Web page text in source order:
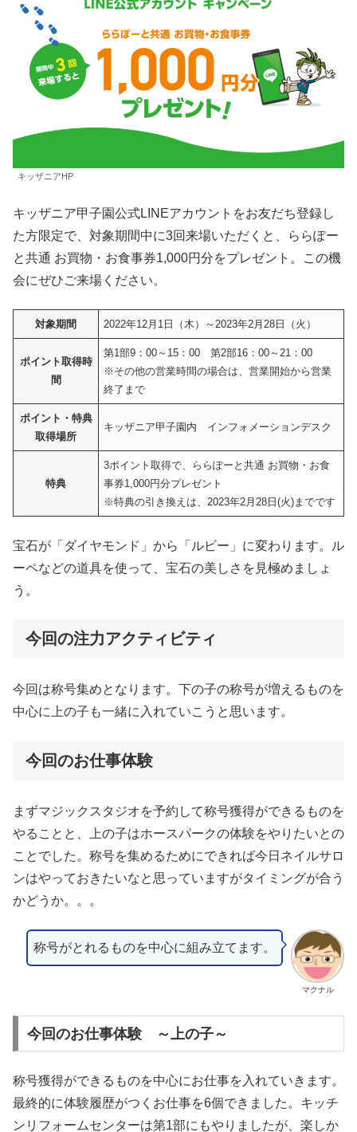
キッザニアHP
キッザニア甲子園公式LINEアカウントをお友だち登録し
た方限定で、対象期間中に3回来場いただくと、ららぽー
と共通 お買物・お食事券1,000円分をプレゼント。この機
会にぜひご来場ください。
対象期間 2022年12月1日（木）～2023年2月28日（火）
ポイント取得時
間
第1部9：00～15：00 第2部16：00～21：00
※その他の営業時間の場合は、営業開始から営業
終了まで
ポイント・特典
取得場所
キッザニア甲子園内 インフォメーションデスク
特典
3ポイント取得で、ららぽーと共通 お買物・お食
事券1,000円分プレゼント
※特典の引き換えは、2023年2月28日(火)までです
宝石が「ダイヤモンド」から「ルビー」に変わります。ル
ーペなどの道具を使って、宝石の美しさを見極めましょ
う。
今回の注力アクティビティ
今回は称号集めとなります。下の子の称号が増えるものを
中心に上の子も一緒に入れていこうと思います。
今回のお仕事体験
まずマジックスタジオを予約して称号獲得ができるものを
やることと、上の子はホースパークの体験をやりたいとの
ことでした。称号を集めるためにできれば今日ネイルサロ
ンはやっておきたいなと思っていますがタイミングが合う
かどうか。。。
マクナル
称号がとれるものを中心に組み立てます。
今回のお仕事体験 ～上の子～
称号獲得ができるものを中心にお仕事を入れていきます。
最終的に体験履歴がつくお仕事を6個できました。キッチ
ンリフォームセンターは第1部にもやりましたが、楽しか